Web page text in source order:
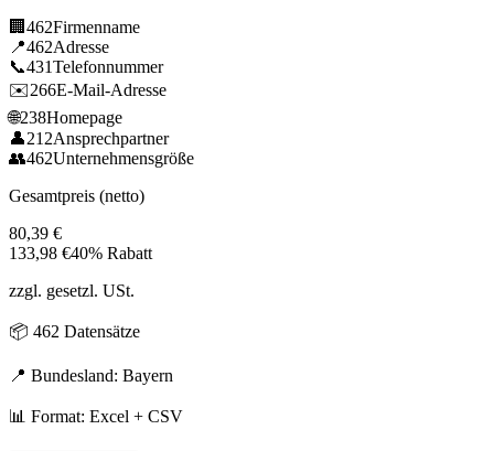
🏢 462Firmenname
📍462Adresse
📞431Telefonnummer
✉️266E-Mail-Adresse
🌐238Homepage
👤212Ansprechpartner
👥462Unternehmensgröße
Gesamtpreis (netto)
80,39 €
133,98 €40% Rabatt
zzgl. gesetzl. USt.
📦 462 Datensätze
📍 Bundesland: Bayern
📊 Format: Excel + CSV